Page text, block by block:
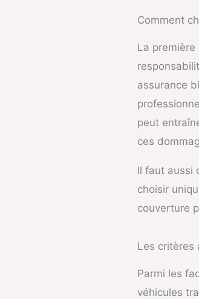
Comment
La
assurance
peut
ces
Il faut aussi
choisir
couverture
Les critères
Parmi les
véhicules